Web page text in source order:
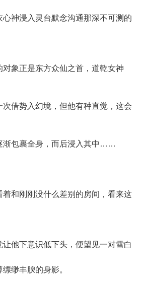
神浸入灵台默念沟通那深不可测的
象正是东方众仙之首，道乾女神
借势入幻境，但他有种直觉，这会
包裹全身，而后浸入其中……
和刚刚没什么差别的房间，看来这
他下意识低下头，便望见一对雪白
缈丰腴的身影。